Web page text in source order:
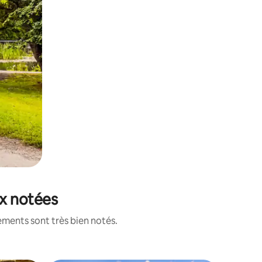
notées
sont très bien notés.